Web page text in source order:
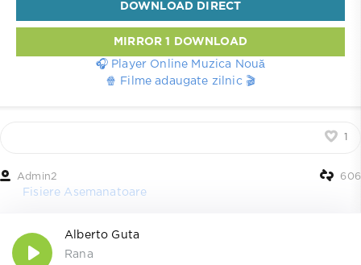
DOWNLOAD DIRECT
MIRROR 1 DOWNLOAD
🎧 Player Online Muzica Nouă
🍿 Filme adaugate zilnic 🎬
1
Admin2 606
Fisiere Asemanatoare
Alberto Guta
Rana